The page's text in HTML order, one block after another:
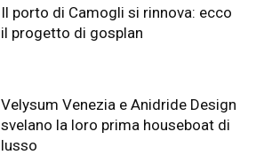
Il porto di Camogli si rinnova: ecco
il progetto di gosplan
Velysum Venezia e Anidride Design
svelano la loro prima houseboat di
lusso